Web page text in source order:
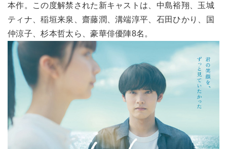
本作。この度解禁された新キャストは、中島裕翔、玉城
ティナ、稲垣来泉、齋藤潤、溝端淳平、石田ひかり、国
仲涼子、杉本哲太ら、豪華俳優陣8名。